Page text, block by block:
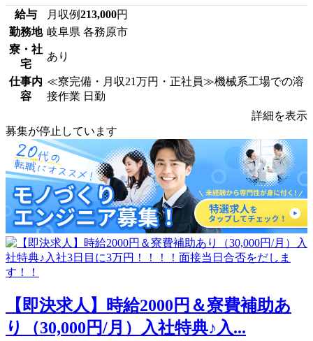
給与 月収例213,000円
勤務地 岐阜県 各務原市
寮・社
宅
あり
仕事内
容
≪寮完備・月収21万円・正社員≫機械系工場での溶
接作業 日勤
詳細を表示
募集が停止しています
【即決求人】時給2000円＆寮費補助あ
り（30,000円/月）入社特典♪入...